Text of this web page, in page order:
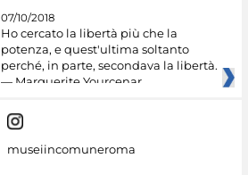
07/10/2018
Ho cercato la libertà più che la
potenza, e quest'ultima soltanto
perché, in parte, secondava la libertà.
— Marguerite Yourcenar
museiincomuneroma